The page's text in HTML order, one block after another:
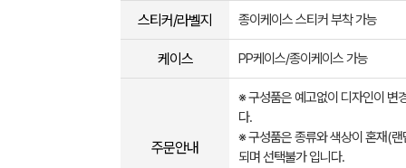
스티커/라벨지 종이케이스 스티커 부착 가능
케이스 PP케이스/종이케이스 가능
주문안내
※ 구성품은 예고없이 디자인이 변
다.
※ 구성품은 종류와 색상이 혼재(랜
되며 선택불가 입니다.